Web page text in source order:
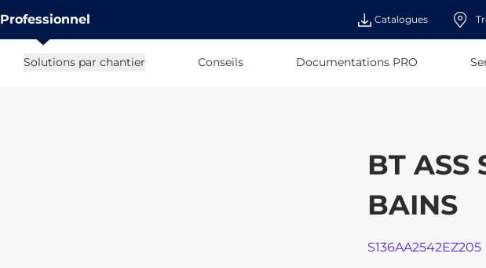
Professionnel Catalogues
Solutions par chantier Conseils Documentations PRO
BT ASS
BAINS
S136AA2542EZ205